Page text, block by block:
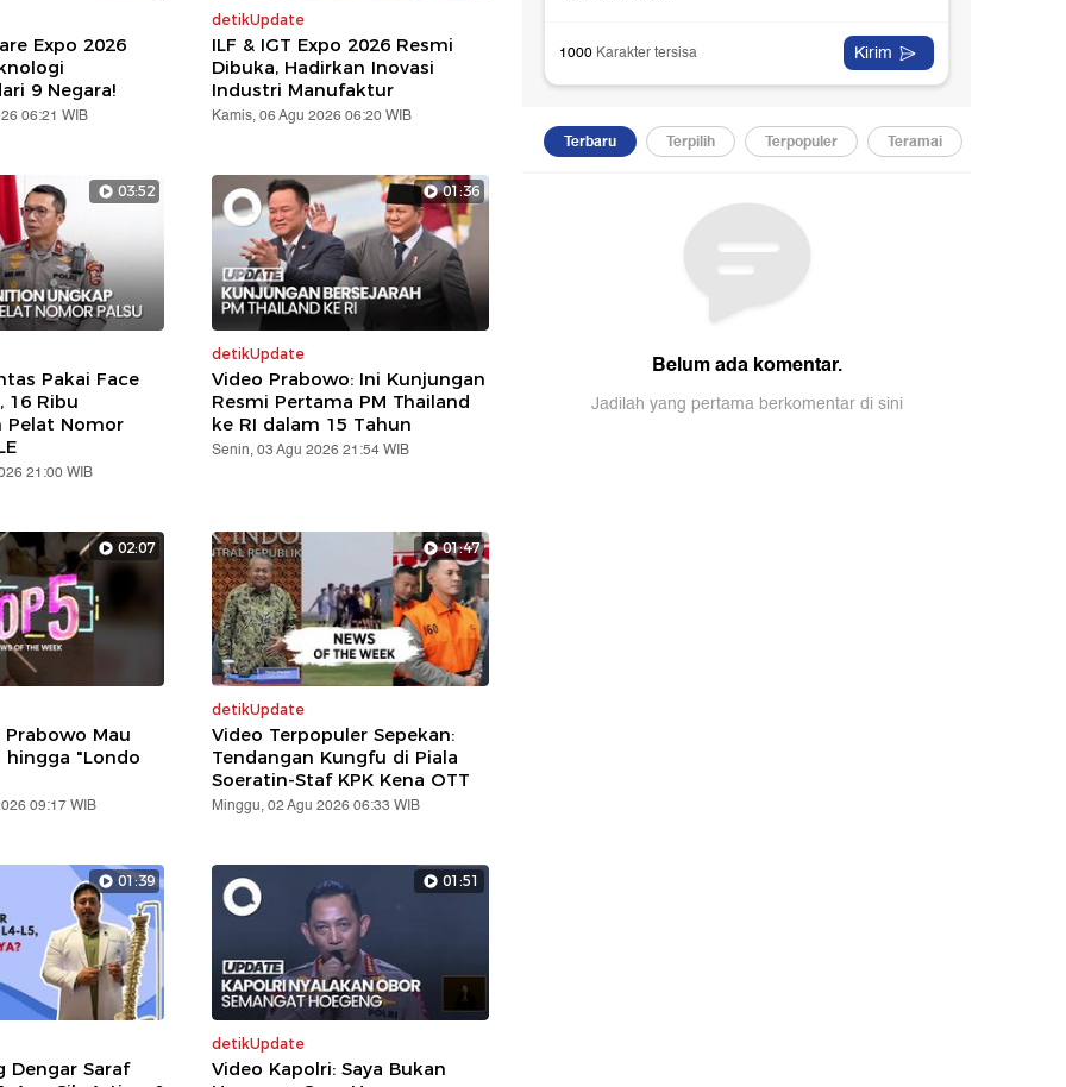
Expo 2026
9 Negara!
06:21 WIB
detikUpdate
ILF & IGT Expo 2026 Resmi
Dibuka, Hadirkan Inovasi
Industri Manufaktur
Kamis, 06 Agu 2026 06:20 WIB
03:52
Pakai Face
16 Ribu
Pelat Nomor
21:00 WIB
01:36
detikUpdate
Video Prabowo: Ini Kunjungan
Resmi Pertama PM Thailand
ke RI dalam 15 Tahun
Senin, 03 Agu 2026 21:54 WIB
02:07
Prabowo Mau
hingga "Londo
09:17 WIB
01:47
detikUpdate
Video Terpopuler Sepekan:
Tendangan Kungfu di Piala
Soeratin-Staf KPK Kena OTT
Minggu, 02 Agu 2026 06:33 WIB
01:39
Dengar Saraf
01:51
detikUpdate
Video Kapolri: Saya Bukan